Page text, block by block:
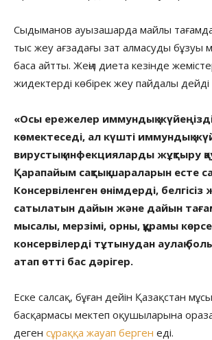
Сыдыманов ауызашарда майлы
тыс жеу ағзадағы зат алмасуды бұзуы
баса айтты. Жеңіл диета кезінде
жидектерді көбірек жеу пайдалы дейді
«Осы ережелер иммундық жүйеңізді
көмектеседі, ал күшті иммундық
вирустық инфекцияларды жұқтыру
Қарапайым сақтық шараларын есте
Консервіленген өнімдерді,
сатылатын дайын және дайын
мысалы, мерзімі, орны, құрамы
консервілерді тұтынудан аулақ
атап өтті бас дәрігер.
Еске салсақ, бұған дейін Қазақстан
басқармасы мектеп оқушыларына
деген сұраққа жауап берген еді.